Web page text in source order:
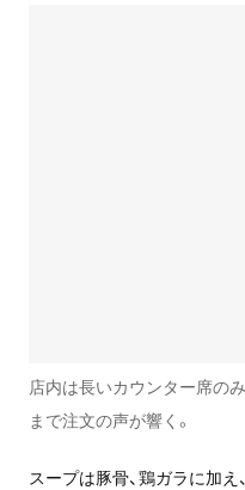
店内は長いカウンター席の
まで注文の声が響く。
スープは豚骨、鶏ガラに加